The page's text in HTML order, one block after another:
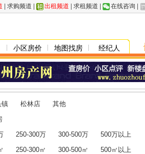
求购频道 出租频道 求租频道 在线咨询
小区房价 地图找房 经纪人
镇 松林店
其他
250-300万 300-500万
500万以上
250-300㎡ 300-500㎡
500㎡以上